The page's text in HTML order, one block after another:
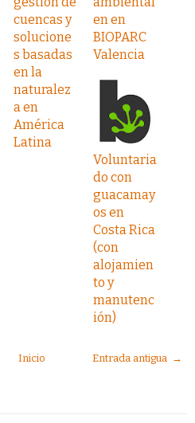
cuencas y
solucione
s basadas
en la
naturalez
a en
América
Latina
en en
BIOPARC
Valencia
Voluntaria
do con
guacamay
os en
Costa Rica
(con
alojamien
to y
manutenc
ión)
Entrada antigua →
Inicio